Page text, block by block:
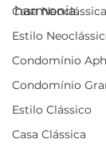
Casa Neoclássica
Estilo
Condomínio
Condomínio
Estilo Clássico
Casa Clássica
harmonia.